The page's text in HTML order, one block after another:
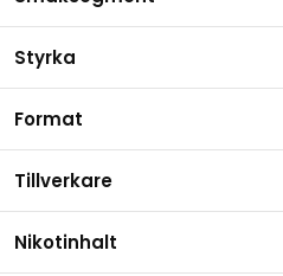
Styrka
Format
Tillverkare
Nikotinhalt